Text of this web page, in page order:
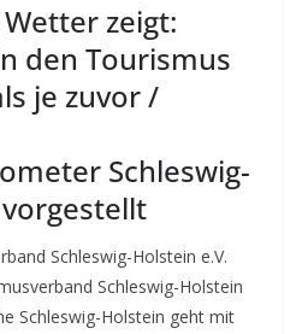
zeigt:
den Tourismus
je zuvor /
Schleswig-
Schleswig-Holstein e.V.
Schleswig-Holstein
Schleswig-Holstein geht mit